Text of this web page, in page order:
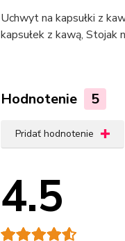
Uchwyt na kapsułki z
kapsułek z kawą, Stojak
Hodnotenie 5
Pridať hodnotenie
4.5